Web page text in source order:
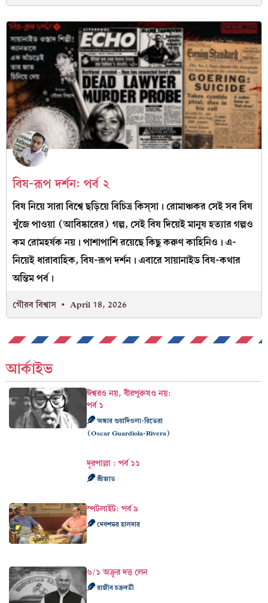
বিষ-রূপ দর্শন: পর্ব ২
বিষ নিয়ে সারা বিশ্বে ছড়িয়ে বিচিত্র কিস্‌সা। রোমাঞ্চকর সেই সব বিষ
খুঁজে পাওয়া (আবিষ্কারের) গল্প, সেই বিষ দিয়েই মানুষ হত্যার গল্পও
কম রোমহর্ষক নয়। পাশাপাশি রয়েছে কিছু করুণ কাহিনিও। এ-
নিয়েই ধারাবাহিক, বিষ-রূপ দর্শন। এবারে সায়ানাইড বিষ-কথার
অন্তিম পর্ব।
গৌরব বিশ্বাস April 18, 2026
আর্কাইভ
ঈশ্বরও নয়, বীরপুরুষও নয়:
পর্ব ১
অস্কার গুয়ার্দিওলা-রিভেরা
(Oscar Guardiola-Rivera)
দূরপাল্লা : পর্ব ১১
শ্রীজাত
স্পটলাইট: পর্ব ৯
দেবশঙ্কর হালদার
৬/১ অক্রূর দত্ত লেন
রাজীব চক্রবর্তী